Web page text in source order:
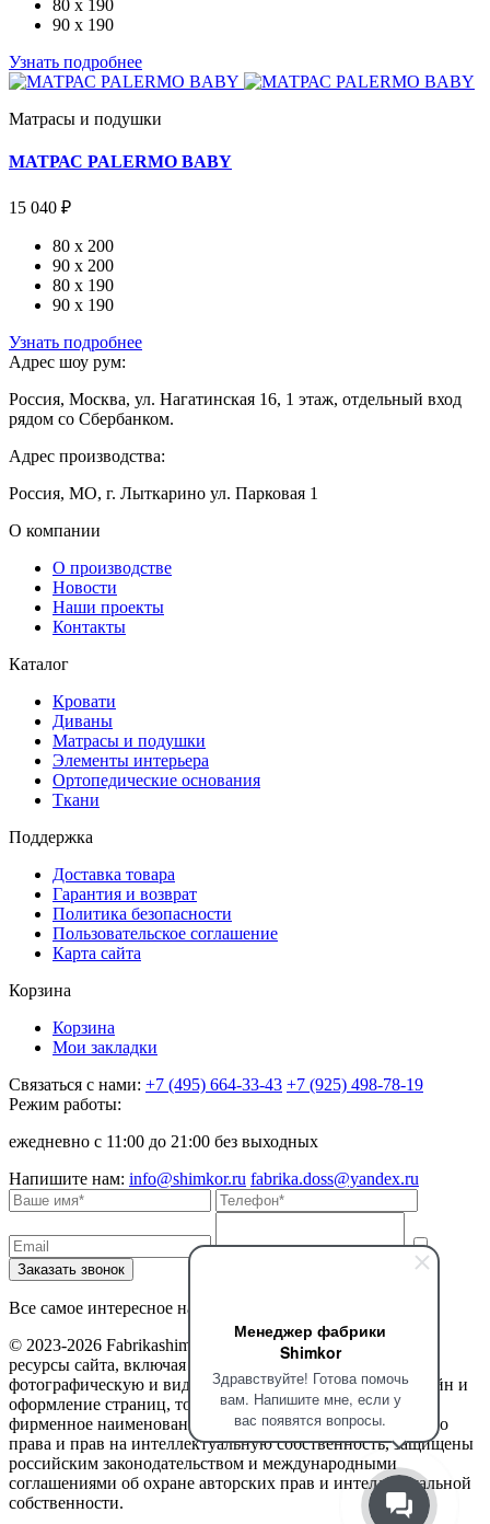
Менеджер фабрики
Shimkor
Здравствуйте! Готова помочь
вам. Напишите мне, если у
вас появятся вопросы.
80 x 190
90 x 190
Узнать подробнее
Матрасы и подушки
МАТРАС PALERMO BABY
15 040 ₽
80 x 200
90 x 200
80 x 190
90 x 190
Узнать подробнее
Адрес шоу рум:
Россия, Москва, ул. Нагатинская 16, 1 этаж, отдельный вход
рядом со Сбербанком.
Адрес производства:
Россия, МО, г. Лыткарино ул. Парковая 1
О компании
О производстве
Новости
Наши проекты
Контакты
Каталог
Кровати
Диваны
Матрасы и подушки
Элементы интерьера
Ортопедические основания
Ткани
Поддержка
Доставка товара
Гарантия и возврат
Политика безопасности
Пользовательское соглашение
Карта сайта
Корзина
Корзина
Мои закладки
Связаться с нами: +7 (495) 664-33-43 +7 (925) 498-78-19
Режим работы:
ежедневно с 11:00 до 21:00 без выходных
Напишите нам: info@shimkor.ru fabrika.doss@yandex.ru
Все самое интересное на наших страницах в соцсетях
© 2023-2026 Fabrikashimkor. Все права защищены. Все
ресурсы сайта, включая текстовую, графическую,
фотографическую и видео информацию, структуру, дизайн и
оформление страниц, товарные знаки, доменное имя,
фирменное наименование являются объектами авторского
права и прав на интеллектуальную собственность, защищены
российским законодательством и международными
соглашениями об охране авторских прав и интеллектуальной
собственности.